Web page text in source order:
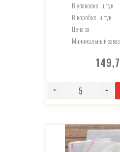
В упаковке, штук
В коробке, штук
Цена за
Минимальный заказ